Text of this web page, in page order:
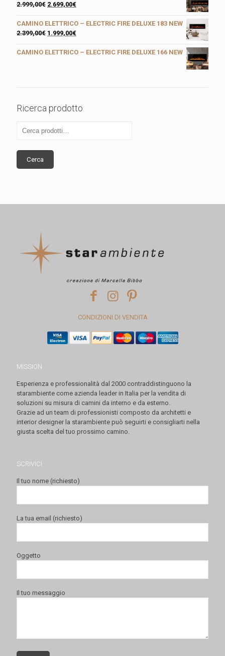
2.999,00€ 2.699,00€
CAMINO ELETTRICO – ELECTRIC FIRE DELUXE 183 NEW
2.399,00€ 1.999,00€
CAMINO ELETTRICO – ELECTRIC FIRE DELUXE 166 NEW
Ricerca prodotto
Cerca
CONDIZIONI DI VENDITA
MISSION
Esperienza e professionalità dal 2000 contraddistinguono la
starambiente come azienda leader in Italia per la vendita di
soluzioni su misura di camini da interno e da esterno.
Grazie ad un team di professionisti composto da architetti e
interior designer la starambiente può seguirti e consigliarti nella
giusta scelta del tuo prossimo camino.
SCRIVICI
Il tuo nome (richiesto)
La tua email (richiesto)
Oggetto
Il tuo messaggio